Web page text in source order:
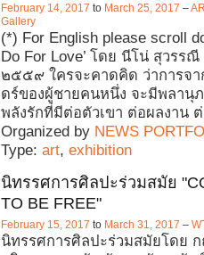
February 14, 2017 to March 25, 2017 –
Gallery
(*) For English please scroll
Do For Love’ โดย นีโน่ สุวรร
๒๕๕๙ ใครจะคาดคิด ว่าการจา
ดร์ของผู้ชายคนหนึ่ง จะมีพลานุ
พลังรักที่มีต่อตัวเขา ต่อผลงาน
Organized by NEWS
Type: art, exhibition
นิทรรศการศิลปะร่วมสมัย
TO BE FREE"
February 15, 2017 to March 31, 2017 –
นิทรรศการศิลปะร่วมสมัยโดย